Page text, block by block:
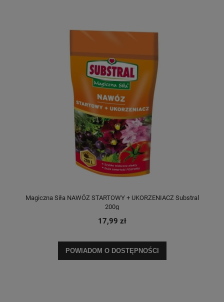
Magiczna Siła NAWÓZ STARTOWY + UKORZENIACZ Substral
200g
17,99 zł
POWIADOM O DOSTĘPNOŚCI